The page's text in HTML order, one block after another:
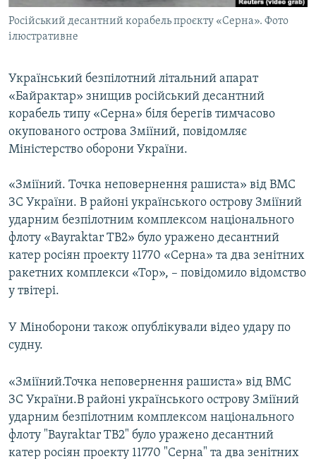
КРИМ РЕАЛІЇ
РУС
КТАТ
ДОЛУЧАЙСЯ!
Усі сайти RFE/RL
Російський десантний корабель проєкту «Серна». Фото
ілюстративне
Український безпілотний літальний апарат
«Байрактар» знищив російський десантний
корабель типу «Серна» біля берегів тимчасово
окупованого острова Зміїний, повідомляє
Міністерство оборони України.
«Зміїний. Точка неповернення рашиста» від ВМС
ЗС України. В районі українського острову Зміїний
ударним безпілотним комплексом національного
флоту «Bayraktar TB2» було уражено десантний
катер росіян проекту 11770 «Серна» та два зенітних
ракетних комплекси «Тор», – повідомило відомство
у твітері.
У Міноборони також опублікували відео удару по
судну.
«Зміїний.Точка неповернення рашиста» від ВМС
ЗС України.В районі українського острову Зміїний
ударним безпілотним комплексом національного
флоту "Bayraktar TB2" було уражено десантний
катер росіян проекту 11770 "Серна" та два зенітних